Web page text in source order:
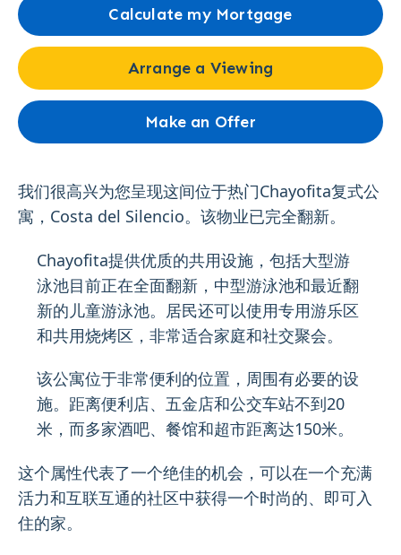
Calculate my Mortgage
Arrange a Viewing
Make an Offer
我们很高兴为您呈现这间位于热门Chayofita复式公
寓，Costa del Silencio。该物业已完全翻新。
Chayofita提供优质的共用设施，包括大型游
泳池目前正在全面翻新，中型游泳池和最近翻
新的儿童游泳池。居民还可以使用专用游乐区
和共用烧烤区，非常适合家庭和社交聚会。
该公寓位于非常便利的位置，周围有必要的设
施。距离便利店、五金店和公交车站不到20
米，而多家酒吧、餐馆和超市距离达150米。
这个属性代表了一个绝佳的机会，可以在一个充满
活力和互联互通的社区中获得一个时尚的、即可入
住的家。